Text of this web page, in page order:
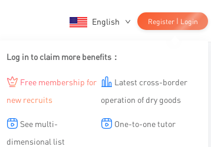
English Register | Login
Log in to claim more benefits：
Free membership for
new recruits
Latest cross-border
operation of dry goods
See multi-
dimensional list
One-to-one tutor
相关文章